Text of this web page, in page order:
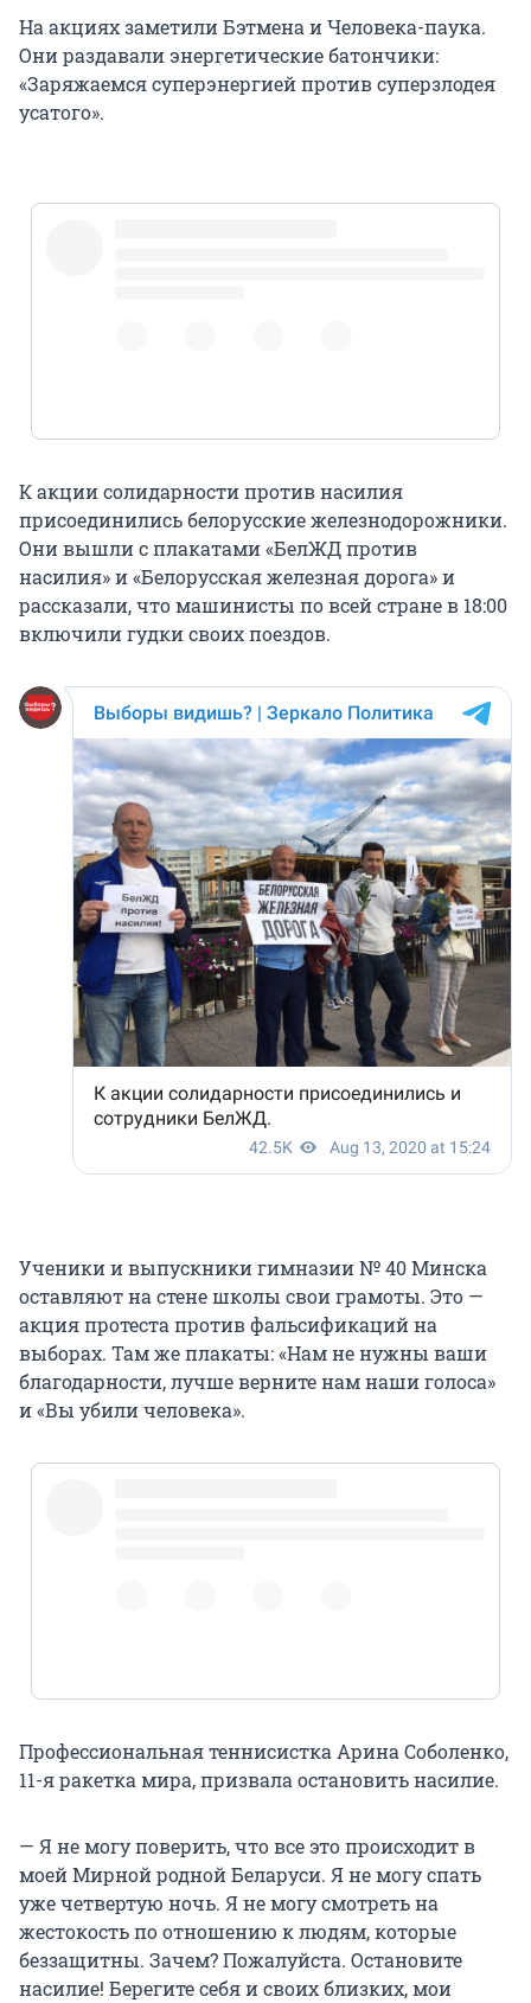
На акциях заметили Бэтмена и Человека-паука.
Они раздавали энергетические батончики:
«Заряжаемся суперэнергией против суперзлодея
усатого».
К акции солидарности против насилия
присоединились белорусские железнодорожники.
Они вышли с плакатами «БелЖД против
насилия» и «Белорусская железная дорога» и
рассказали, что машинисты по всей стране в 18:00
включили гудки своих поездов.
Ученики и выпускники гимназии № 40 Минска
оставляют на стене школы свои грамоты. Это —
акция протеста против фальсификаций на
выборах. Там же плакаты: «Нам не нужны ваши
благодарности, лучше верните нам наши голоса»
и «Вы убили человека».
Профессиональная теннисистка Арина Соболенко,
11-я ракетка мира, призвала остановить насилие.
— Я не могу поверить, что все это происходит в
моей Мирной родной Беларуси. Я не могу спать
уже четвертую ночь. Я не могу смотреть на
жестокость по отношению к людям, которые
беззащитны. Зачем? Пожалуйста. Остановите
насилие! Берегите себя и своих близких, мои